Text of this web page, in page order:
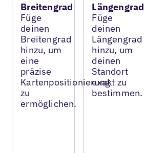
Breitengrad
Füge
deinen
Breitengrad
hinzu, um
eine
präzise
Kartenpositionierung
zu
ermöglichen.
Längengrad
Füge
deinen
Längengrad
hinzu, um
deinen
Standort
exakt zu
bestimmen.